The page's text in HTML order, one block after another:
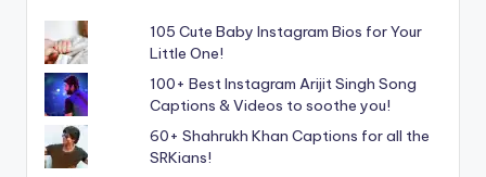
105 Cute Baby Instagram Bios for Your
Little One!
100+ Best Instagram Arijit Singh Song
Captions & Videos to soothe you!
60+ Shahrukh Khan Captions for all the
SRKians!